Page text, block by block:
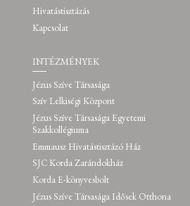
Hivatástisztázás
Kapcsolat
INTÉZMÉNYEK
Jézus Szíve Társasága
Szív Lelkiségi Központ
Jézus Szíve Társasága Egyetemi
Szakkollégiuma
Emmausz Hivatástisztázó Ház
SJC Korda Zarándokház
Korda E-könyvesbolt
Jézus Szíve Társasága Idősek Otthona